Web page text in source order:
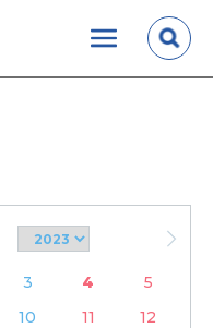
3 4
5
10 11
12